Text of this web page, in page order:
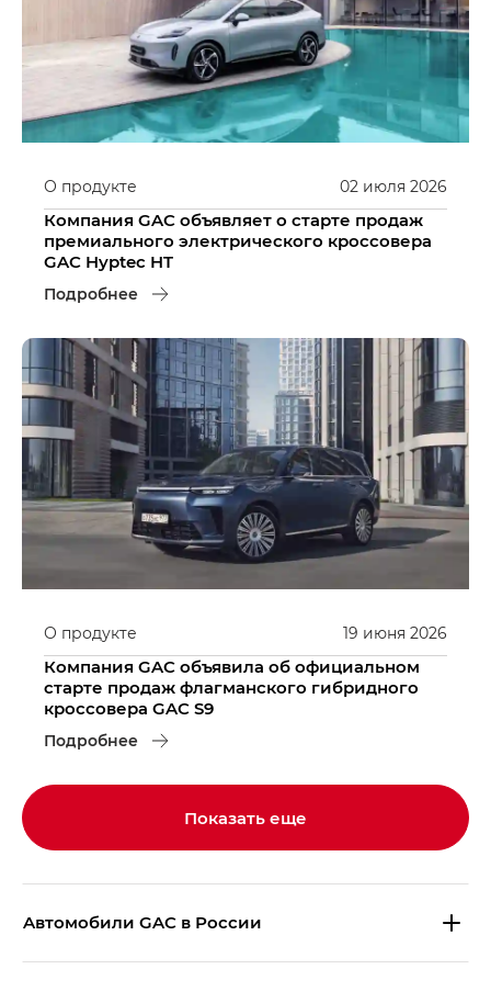
02 июля 2026
О продукте
Компания GAC объявляет о старте продаж
премиального электрического кроссовера
GAC Hyptec HT
Подробнее
19 июня 2026
О продукте
Компания GAC объявила об официальном
старте продаж флагманского гибридного
кроссовера GAC S9
Подробнее
Показать еще
Aвтомобили GAC в России